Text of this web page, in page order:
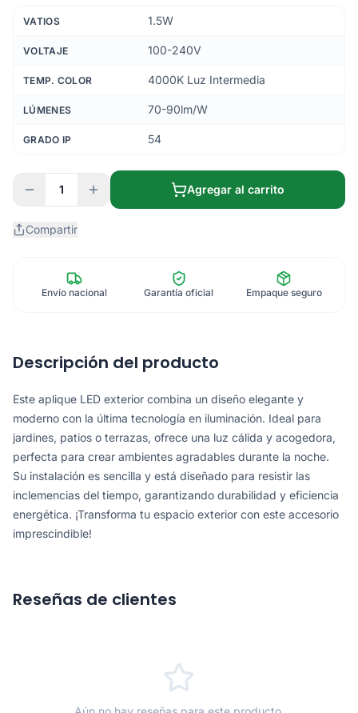
VATIOS 1.5W
VOLTAJE 100-240V
TEMP. COLOR 4000K Luz Intermedia
LÚMENES 70-90lm/W
GRADO IP 54
1 Agregar al carrito
Compartir
Envío nacional Garantía oficial Empaque seguro
Descripción del producto
Este aplique LED exterior combina un diseño elegante y
moderno con la última tecnología en iluminación. Ideal para
jardines, patios o terrazas, ofrece una luz cálida y acogedora,
perfecta para crear ambientes agradables durante la noche.
Su instalación es sencilla y está diseñado para resistir las
inclemencias del tiempo, garantizando durabilidad y eficiencia
energética. ¡Transforma tu espacio exterior con este accesorio
imprescindible!
Reseñas de clientes